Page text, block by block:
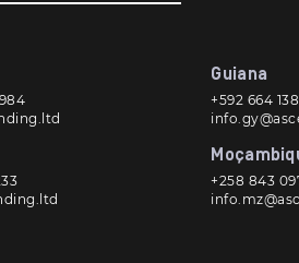
Guiana
+592 664
+258 843